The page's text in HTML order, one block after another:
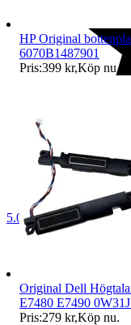
5.0
HP Original
6070B1487901
Pris:399 kr,Köp nu.
Original Dell
E7480 E7490
Pris:279 kr,Köp nu.